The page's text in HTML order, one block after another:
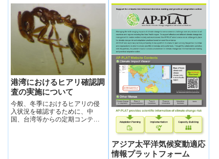
（同時進行する温暖化・酸性
化・酸素...
港湾におけるヒアリ確認調
査の実施について
今般、冬季におけるヒアリの侵
入状況を確認するために、中
国、台湾等からの定期コンテナ
アジア太平洋気候変動適応
情報プラットフォーム